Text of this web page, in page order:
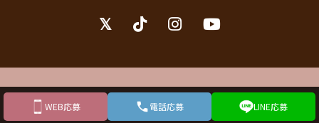
WEB応募 電話応募 LINE応募
© JOB CHALLE. ALL Rights Reserved.